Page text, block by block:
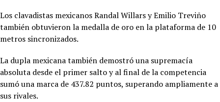
Los clavadistas mexicanos Randal Willars y Emilio Treviño
también obtuvieron la medalla de oro en la plataforma de 10
metros sincronizados.
La dupla mexicana también demostró una supremacía
absoluta desde el primer salto y al final de la competencia
sumó una marca de 437.82 puntos, superando ampliamente a
sus rivales.